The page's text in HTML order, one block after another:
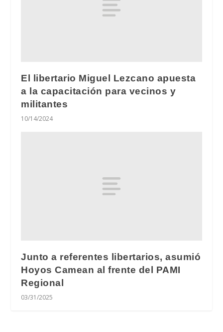
El libertario Miguel Lezcano apuesta
a la capacitación para vecinos y
militantes
10/14/2024
Junto a referentes libertarios, asumió
Hoyos Camean al frente del PAMI
Regional
03/31/2025